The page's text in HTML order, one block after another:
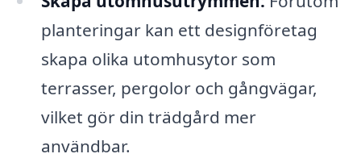
planteringar kan ett designföretag
skapa olika utomhusytor som
terrasser, pergolor och gångvägar,
vilket gör din trädgård mer
användbar.